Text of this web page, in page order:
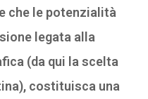
che le potenzialità
legata alla
(da qui la scelta
costituisca una